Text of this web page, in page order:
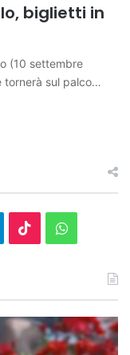
biglietti in
(10 settembre
tornerà sul palco…
TikTok